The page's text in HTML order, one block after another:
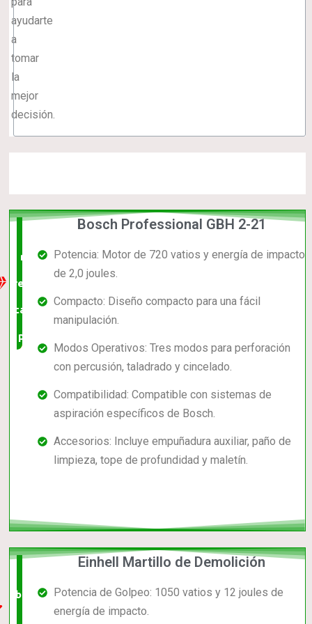
ayudarte
a
tomar
la
mejor
decisión.
mejor
relación
calidad-
precio
Bosch Professional GBH 2-21
Potencia: Motor de 720 vatios y energía de impacto
de 2,0 joules.
Compacto: Diseño compacto para una fácil
manipulación.
Modos Operativos: Tres modos para perforación
con percusión, taladrado y cincelado.
Compatibilidad: Compatible con sistemas de
aspiración específicos de Bosch.
Accesorios: Incluye empuñadura auxiliar, paño de
limpieza, tope de profundidad y maletín.
barato,
Einhell Martillo de Demolición
Potencia de Golpeo: 1050 vatios y 12 joules de
energía de impacto.